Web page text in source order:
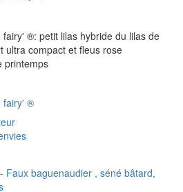
®: petit lilas hybride du lilas de
ultra compact et fleus rose
printemps
fairy' ®